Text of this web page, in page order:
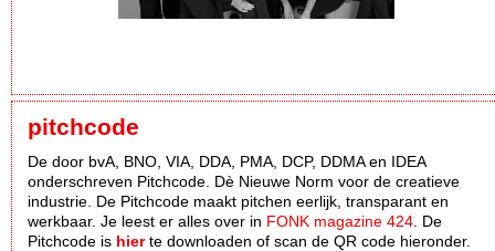
pitchcode
De door bvA, BNO, VIA, DDA, PMA, DCP, DDMA en IDEA
onderschreven Pitchcode. Dè Nieuwe Norm voor de creatieve
industrie. De Pitchcode maakt pitchen eerlijk, transparant en
werkbaar. Je leest er alles over in FONK magazine 424 . De
Pitchcode is hierte downloaden of scan de QR code hieronder.